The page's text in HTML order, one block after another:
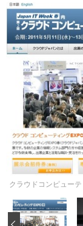
クラウドコンピュー